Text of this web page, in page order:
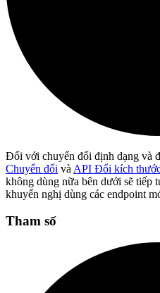
Đối với chuyển đổi định dạng và
Chuyển đổi và API Đổi kích
không dùng nữa bên dưới sẽ tiếp
khuyến nghị dùng các endpoint
Tham số